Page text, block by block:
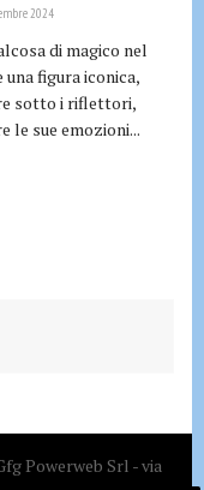
2024
di magico nel
una figura iconica,
sotto i riflettori,
le sue emozioni...
Powerweb Srl - via